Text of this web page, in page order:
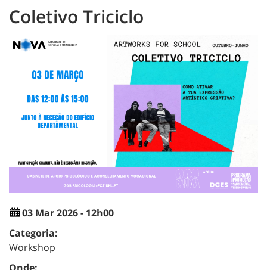
Coletivo Triciclo
03 Mar 2026 - 12h00
Categoria:
Workshop